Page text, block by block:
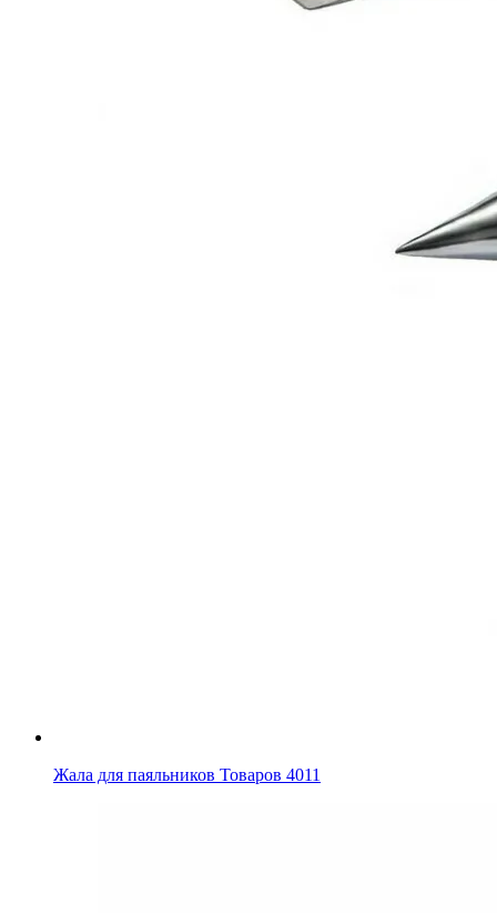
Жала для паяльников Товаров 4011